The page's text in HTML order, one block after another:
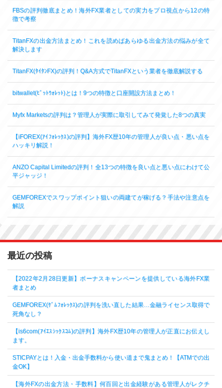
FBSの評判徹底まとめ！海外FX業者としての実力をプロ視点から12の特
徴で考察
TitanFXの出金方法まとめ！これを読めばあらゆる出金方法の悩みが全て
解決します
TitanFX(ﾀｲﾀﾝFX)の評判！Q&A方式でTitanFXという業者を徹底解説する
bitwallet(ﾋﾞｯﾄｳｫﾚｯﾄ)とは！9つの特徴と口座開設方法まとめ！
Myfx Marketsの評判は？管理人が実際に取引してみて発覚した8つの真実
【iFOREX(ｱｲﾌｫﾚｯｸｽ)の評判】海外FX歴10年の管理人が良い点・悪い点を
ハッキリ解説！
ANZO Capital Limitedの評判！全13つの特徴を良い点と悪い点にわけて公
平ジャッジ！
GEMFOREXでスワップポイント狙いの両建てが稼げる？手法や注意点を
解説
最近の投稿
【2022年2月28日更新】ボーナスキャンペーンを提供している海外FX業
者まとめ
GEMFOREX(ｹﾞﾑﾌｫﾚｯｸｽ)の評判を洗い直した結果…金融ライセンス取得で
死角なし？
【is6com(ｱｲｴｽｼｯｸｽｺﾑ)の評判】海外FX歴10年の管理人が正直にお伝えし
ます。
STICPAYとは！入金・出金手数料から使い道まで鬼まとめ！【ATMでの出
金OK】
【海外FXの出金方法・手数料】何百回と出金経験がある管理人がレクチ